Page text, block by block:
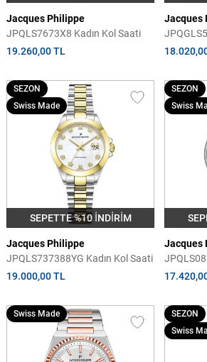
Jacques Philippe
JPQLS7673X8 Kadın Kol Saati
19.260,00 TL
Jacques
SEPETTE %10 İNDİRİM
SEZON
Swiss Made
Jacques Philippe
JPQLS737388YG Kadın Kol Saati
19.000,00 TL
SEZON
Swiss
Jacques
Swiss Made
SEZON
Swiss